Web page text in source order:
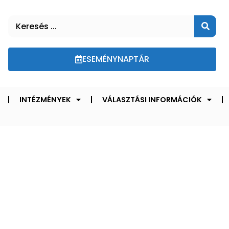
ESEMÉNYNAPTÁR
INTÉZMÉNYEK
VÁLASZTÁSI INFORMÁCIÓK